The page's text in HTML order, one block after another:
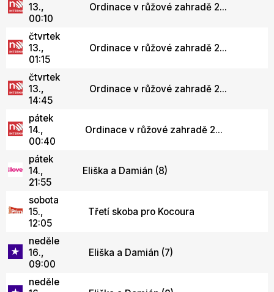
13.,
00:10
Ordinace v růžové zahradě 2...
čtvrtek
13.,
01:15
Ordinace v růžové zahradě 2...
čtvrtek
13.,
14:45
Ordinace v růžové zahradě 2...
pátek
14.,
00:40
Ordinace v růžové zahradě 2...
pátek
14.,
21:55
Eliška a Damián (8)
sobota
15.,
12:05
Třetí skoba pro Kocoura
neděle
16.,
09:00
Eliška a Damián (7)
neděle